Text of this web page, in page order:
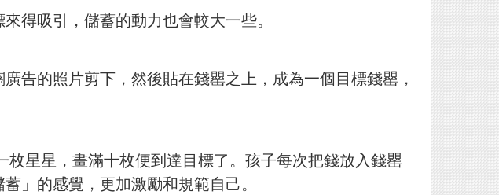
得吸引，儲蓄的動力也會較大一些。
告的照片剪下，然後貼在錢罌之上，成為一個目標錢罌，
星星，畫滿十枚便到達目標了。孩子每次把錢放入錢罌
」的感覺，更加激勵和規範自己。